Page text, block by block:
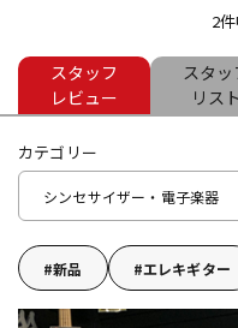
ドラム
管楽器
2
スタッフ
レビュー
スタッ
リスト
カテゴリー
シンセサイザー・電子楽器
新品 エレキギター